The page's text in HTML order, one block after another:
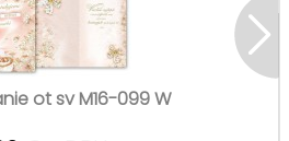
ot sv M16-099 W